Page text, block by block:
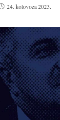
24. kolovoza 2023.